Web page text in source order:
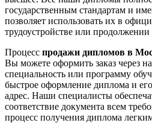
государственным стандартам и
позволяет использовать их в
трудоустройстве или
Процесс продажи дипломов в
Вы можете оформить заказ через
специальность или программу
быстрое оформление диплома и
адрес. Наши специалисты
соответствие документа всем
процесс получения диплома